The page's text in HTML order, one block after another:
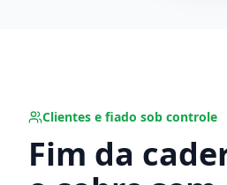
Clientes e fiado sob controle
Fim da